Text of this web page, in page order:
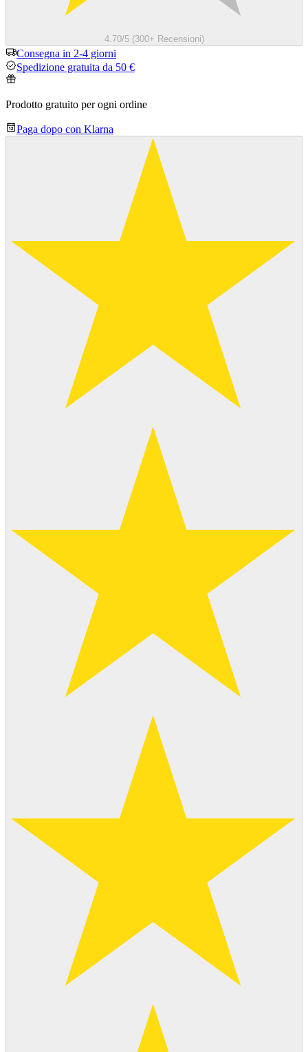
4.70/5 (300+ Recensioni)
Consegna in 2-4 giorni
Spedizione gratuita da 50 €
Prodotto gratuito per ogni ordine
Paga dopo con Klarna